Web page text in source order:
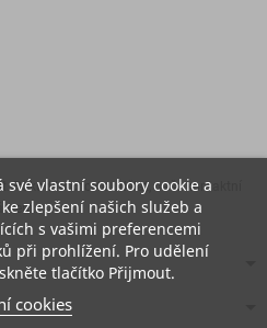
Pokud to chcete udělat, naše kontaktní
své vlastní soubory cookie a
zlepšení našich služeb a
s vašimi preferencemi
při prohlížení. Pro udělení
tlačítko Přijmout.
cookies